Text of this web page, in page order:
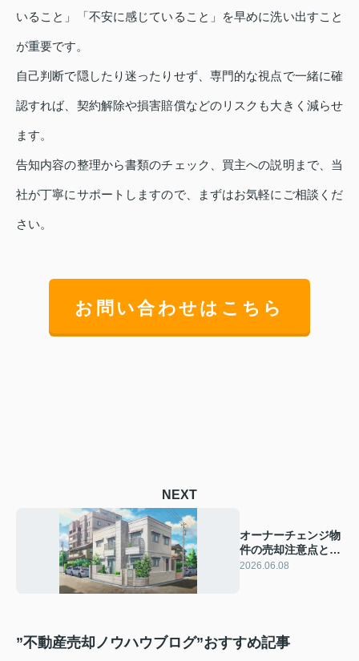
いること」「不安に感じていること」を早めに洗い出すこと
が重要です。
自己判断で隠したり迷ったりせず、専門的な視点で一緒に確
認すれば、契約解除や損害賠償などのリスクも大きく減らせ
ます。
告知内容の整理から書類のチェック、買主への説明まで、当
社が丁寧にサポートしますので、まずはお気軽にご相談くだ
さい。
お問い合わせはこちら
NEXT
オーナーチェンジ物
件の売却注意点と
は？入居者への告知
2026.06.08
”不動産売却ノウハウブログ”おすすめ記事